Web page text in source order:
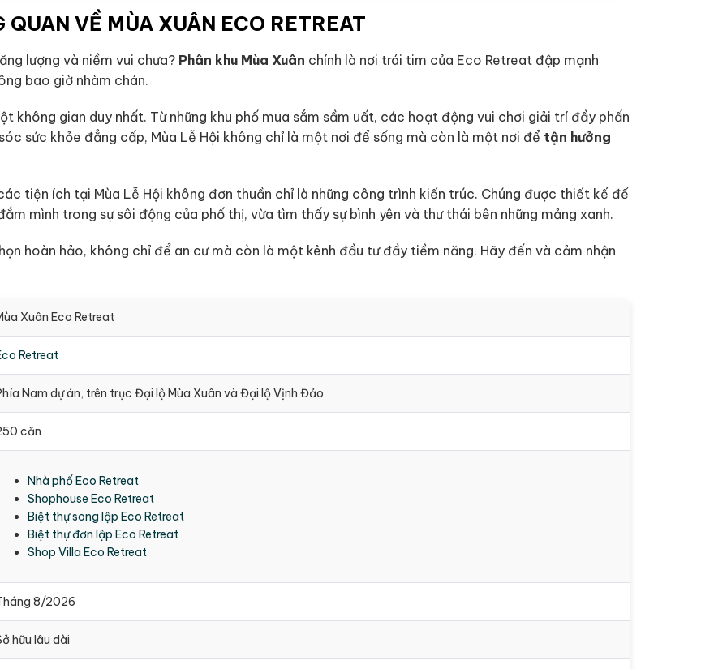
QUAN VỀ MÙA XUÂN ECO RETREAT
lượng và niềm vui chưa? Phân khu Mùa Xuân chính là nơi trái tim của Eco Retreat đập mạnh
bao giờ nhàm chán.
không gian duy nhất. Từ những khu phố mua sắm sầm uất, các hoạt động vui chơi giải trí đầy phấn
sức khỏe đẳng cấp, Mùa Lễ Hội không chỉ là một nơi để sống mà còn là một nơi để tận hưởng
tiện ích tại Mùa Lễ Hội không đơn thuần chỉ là những công trình kiến trúc. Chúng được thiết kế để
mình trong sự sôi động của phố thị, vừa tìm thấy sự bình yên và thư thái bên những mảng xanh.
hoàn hảo, không chỉ để an cư mà còn là một kênh đầu tư đầy tiềm năng. Hãy đến và cảm nhận
Xuân Eco Retreat
Retreat
Nam dự án, trên trục Đại lộ Mùa Xuân và Đại lộ Vịnh Đảo
căn
Nhà phố Eco Retreat
Shophouse Eco Retreat
Biệt thự song lập Eco Retreat
Biệt thự đơn lập Eco Retreat
Shop Villa Eco Retreat
8/2026
hữu lâu dài